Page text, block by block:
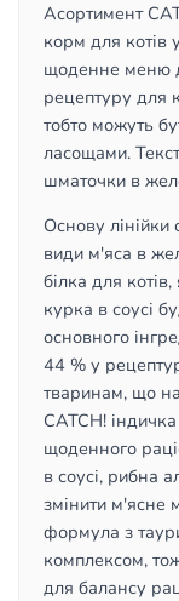
Асортимент
корм для котів
щоденне меню
рецептуру для
тобто можуть
ласощами.
шматочки в
Основу лінійки
види м'яса в
білка для
курка в соусі
основного
44 % у
тваринам, що
CATCH!
щоденного
в соусі, рибна
змінити м'ясне
формула з
комплексом,
для балансу